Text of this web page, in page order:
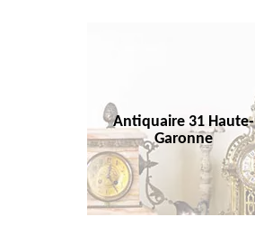
Antiquaire 31 Haute-
Garonne